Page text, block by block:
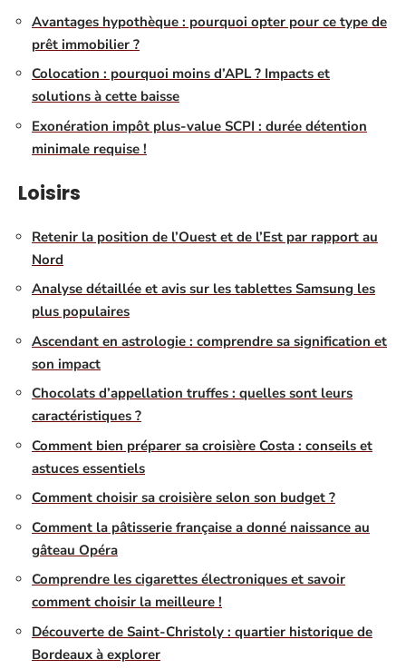
Avantages hypothèque : pourquoi opter pour ce type de
prêt immobilier ?
Colocation : pourquoi moins d’APL ? Impacts et
solutions à cette baisse
Exonération impôt plus-value SCPI : durée détention
minimale requise !
Loisirs
Retenir la position de l’Ouest et de l’Est par rapport au
Nord
Analyse détaillée et avis sur les tablettes Samsung les
plus populaires
Ascendant en astrologie : comprendre sa signification et
son impact
Chocolats d’appellation truffes : quelles sont leurs
caractéristiques ?
Comment bien préparer sa croisière Costa : conseils et
astuces essentiels
Comment choisir sa croisière selon son budget ?
Comment la pâtisserie française a donné naissance au
gâteau Opéra
Comprendre les cigarettes électroniques et savoir
comment choisir la meilleure !
Découverte de Saint-Christoly : quartier historique de
Bordeaux à explorer